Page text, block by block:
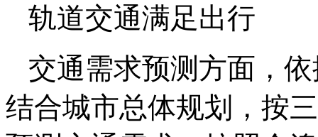
轨道交通满足出行
交通需求预测方面，
结合城市总体规划，按